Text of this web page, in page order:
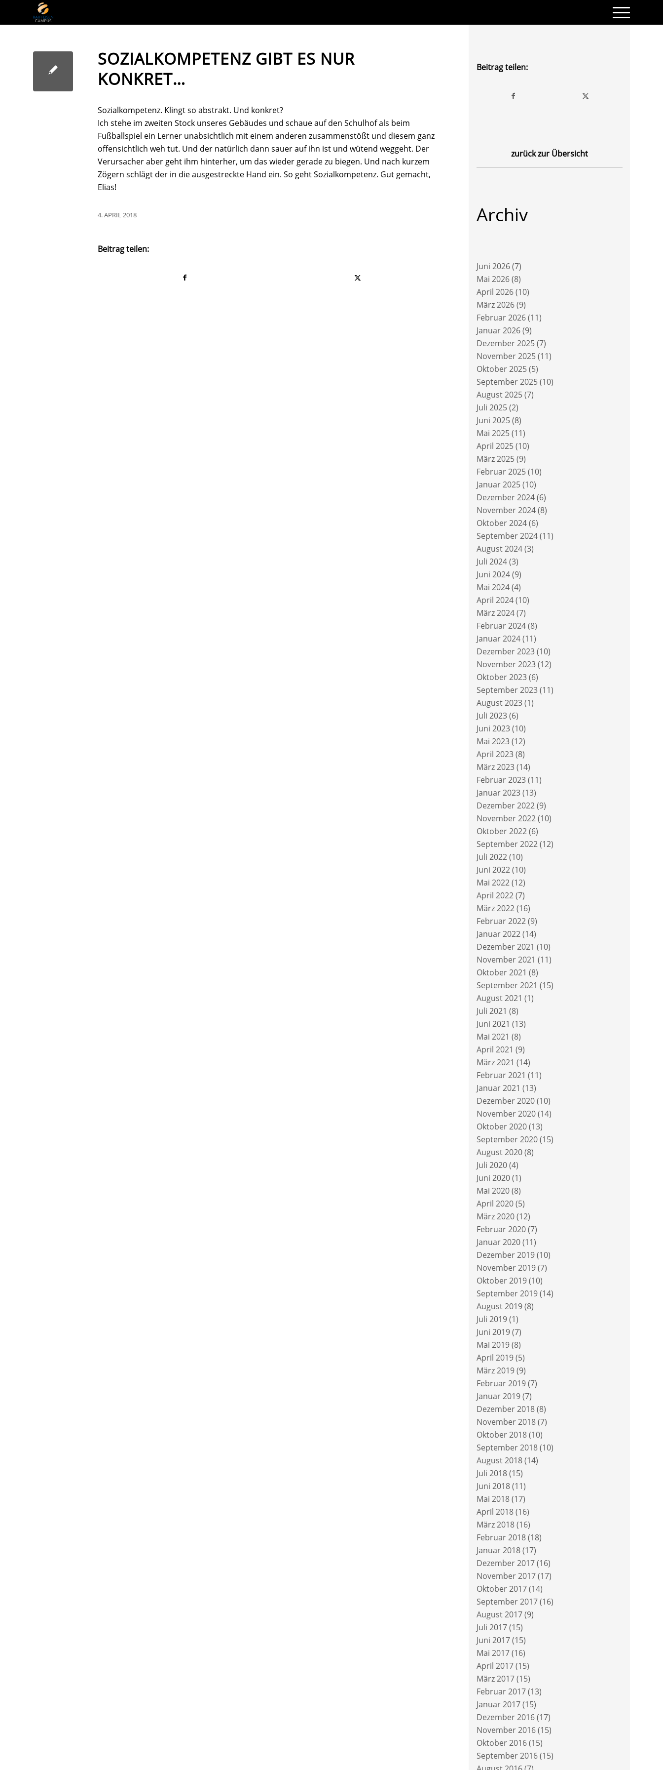
SOZIALKOMPETENZ GIBT ES NUR
KONKRET…
Sozialkompetenz. Klingt so abstrakt. Und konkret?
Ich stehe im zweiten Stock unseres Gebäudes und schaue auf den Schulhof als beim
Fußballspiel ein Lerner unabsichtlich mit einem anderen zusammenstößt und diesem ganz
offensichtlich weh tut. Und der natürlich dann sauer auf ihn ist und wütend weggeht. Der
Verursacher aber geht ihm hinterher, um das wieder gerade zu biegen. Und nach kurzem
Zögern schlägt der in die ausgestreckte Hand ein. So geht Sozialkompetenz. Gut gemacht,
Elias!
4. APRIL 2018
Beitrag teilen:
Beitrag teilen:
zurück zur Übersicht
Archiv
Juni 2026(7)
Mai 2026(8)
April 2026(10)
März 2026(9)
Februar 2026(11)
Januar 2026(9)
Dezember 2025(7)
November 2025(11)
Oktober 2025(5)
September 2025(10)
August 2025(7)
Juli 2025(2)
Juni 2025(8)
Mai 2025(11)
April 2025(10)
März 2025(9)
Februar 2025(10)
Januar 2025(10)
Dezember 2024(6)
November 2024(8)
Oktober 2024(6)
September 2024(11)
August 2024(3)
Juli 2024(3)
Juni 2024(9)
Mai 2024(4)
April 2024(10)
März 2024(7)
Februar 2024(8)
Januar 2024(11)
Dezember 2023(10)
November 2023(12)
Oktober 2023(6)
September 2023(11)
August 2023(1)
Juli 2023(6)
Juni 2023(10)
Mai 2023(12)
April 2023(8)
März 2023(14)
Februar 2023(11)
Januar 2023(13)
Dezember 2022(9)
November 2022(10)
Oktober 2022(6)
September 2022(12)
Juli 2022(10)
Juni 2022(10)
Mai 2022(12)
April 2022(7)
März 2022(16)
Februar 2022(9)
Januar 2022(14)
Dezember 2021 (10)
November 2021 (11)
Oktober 2021 (8)
September 2021 (15)
August 2021 (1)
Juli 2021 (8)
Juni 2021 (13)
Mai 2021 (8)
April 2021 (9)
März 2021 (14)
Februar 2021 (11)
Januar 2021 (13)
Dezember 2020(10)
November 2020(14)
Oktober 2020(13)
September 2020(15)
August 2020(8)
Juli 2020(4)
Juni 2020(1)
Mai 2020(8)
April 2020(5)
März 2020(12)
Februar 2020(7)
Januar 2020(11)
Dezember 2019(10)
November 2019(7)
Oktober 2019(10)
September 2019(14)
August 2019(8)
Juli 2019(1)
Juni 2019(7)
Mai 2019(8)
April 2019(5)
März 2019(9)
Februar 2019(7)
Januar 2019(7)
Dezember 2018(8)
November 2018(7)
Oktober 2018(10)
September 2018(10)
August 2018(14)
Juli 2018(15)
Juni 2018(11)
Mai 2018(17)
April 2018(16)
März 2018(16)
Februar 2018(18)
Januar 2018(17)
Dezember 2017(16)
November 2017(17)
Oktober 2017(14)
September 2017(16)
August 2017(9)
Juli 2017(15)
Juni 2017(15)
Mai 2017(16)
April 2017(15)
März 2017(15)
Februar 2017(13)
Januar 2017(15)
Dezember 2016(17)
November 2016(15)
Oktober 2016(15)
September 2016(15)